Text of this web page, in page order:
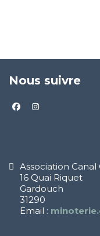
Nous suivre
facebookinstagram
Association Canal
16 Quai Riquet
Gardouch
31290
Email :